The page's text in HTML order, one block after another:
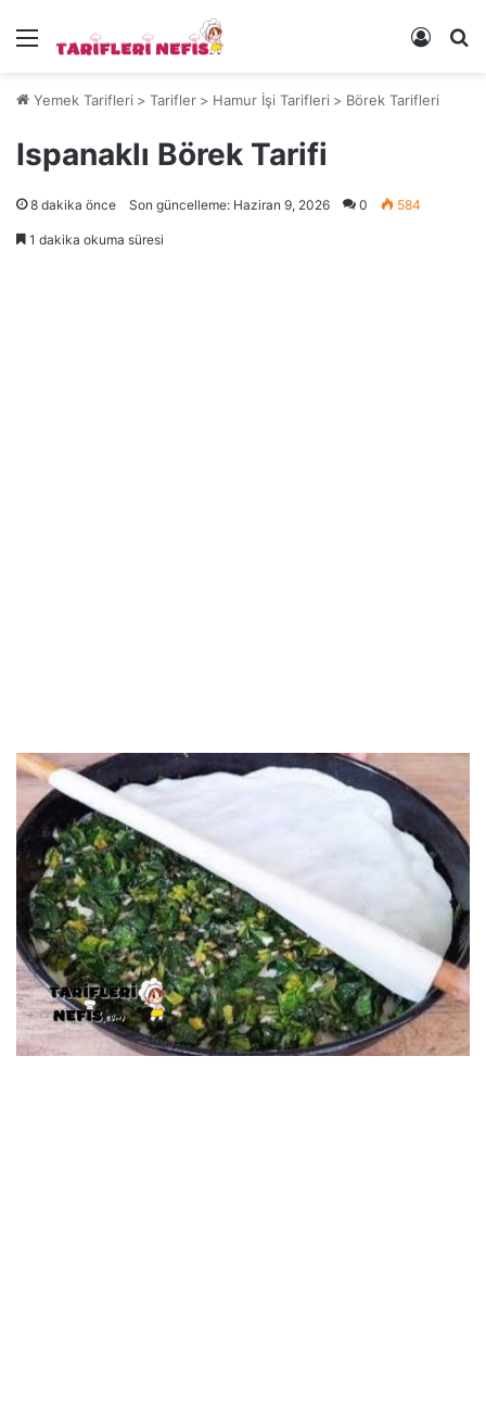
Menü Kayıt
Yemek Tarifleri > Tarifler > Hamur İşi Tarifleri > Börek Tarifleri
Ispanaklı Börek Tarifi
8 dakika önce Son güncelleme: Haziran 9, 2026 0 584
1 dakika okuma süresi